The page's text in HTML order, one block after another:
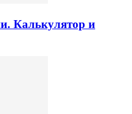
Калькулятор и